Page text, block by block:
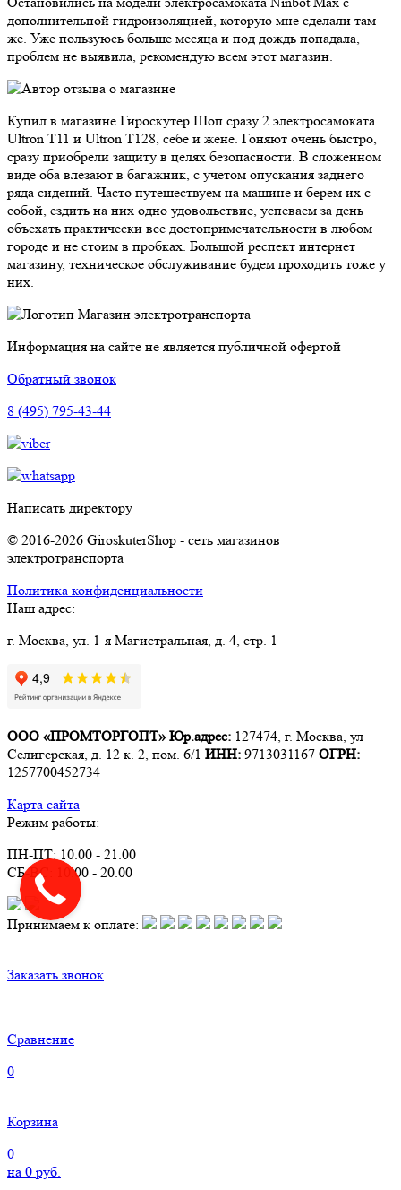
дополнительной гидроизоляцией, которую мне сделали там
же. Уже пользуюсь больше месяца и под дождь попадала,
проблем не выявила, рекомендую всем этот магазин.
Купил в магазине Гироскутер Шоп сразу 2 электросамоката
Ultron T11 и Ultron T128, себе и жене. Гоняют очень быстро,
сразу приобрели защиту в целях безопасности. В сложенном
виде оба влезают в багажник, с учетом опускания заднего
ряда сидений. Часто путешествуем на машине и берем их с
собой, ездить на них одно удовольствие, успеваем за день
объехать практически все достопримечательности в любом
городе и не стоим в пробках. Большой респект интернет
магазину, техническое обслуживание будем проходить тоже у
них.
Магазин электротранспорта
Информация на сайте не является публичной офертой
Обратный звонок
8 (495) 795-43-44
Написать директору
© 2016-2026 GiroskuterShop - сеть магазинов
электротранспорта
Политика конфиденциальности
Наш адрес:
г. Москва, ул. 1-я Магистральная, д. 4, стр. 1
ООО «ПРОМТОРГОПТ» Юр.адрес: 127474, г. Москва, ул
Селигерская, д. 12 к. 2, пом. 6/1 ИНН: 9713031167 ОГРН:
1257700452734
Карта сайта
Режим работы:
ПН-ПТ: 10.00 - 21.00
СБ-ВС: 10.00 - 20.00
Принимаем к оплате:
Заказать звонок
Сравнение
0
Корзина
0
на 0 руб.